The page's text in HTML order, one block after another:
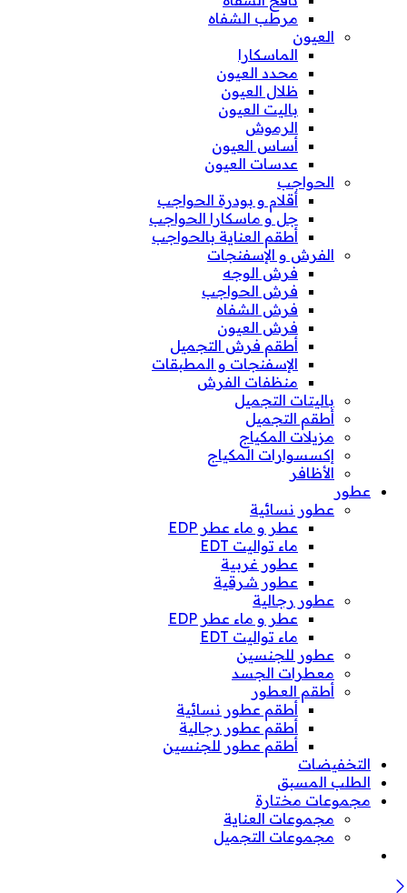
مرطب الشفاه
العيون
الماسكارا
محدد العيون
ظلال العيون
باليت العيون
الرموش
أساس العيون
عدسات العيون
الحواجب
أقلام و بودرة الحواجب
جل و ماسكارا الحواجب
أطقم العناية بالحواجب
الفرش و الإسفنجات
فرش الوجه
فرش الحواجب
فرش الشفاه
فرش العيون
أطقم فرش التجميل
الإسفنجات و المطبقات
منظفات الفرش
باليتات التجميل
أطقم التجميل
مزيلات المكياج
إكسسوارات المكياج
الأظافر
عطور
عطور نسائية
عطر و ماء عطر EDP
ماء تواليت EDT
عطور غربية
عطور شرقية
عطور رجالية
عطر و ماء عطر EDP
ماء تواليت EDT
عطور للجنسين
معطرات الجسد
أطقم العطور
أطقم عطور نسائية
أطقم عطور رجالية
أطقم عطور للجنسين
التخفيضات
الطلب المسبق
مجموعات مختارة
مجموعات العناية
مجموعات التجميل